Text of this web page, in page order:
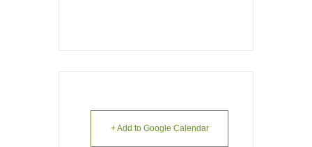
+ Add to Google Calendar